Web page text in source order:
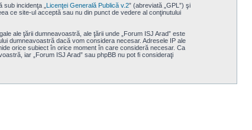
incidenţa „
Licenţei Generală Publică v.2” (abreviată „GPL”) şi
ce site-ul acceptă sau nu din punct de vedere al conţinutului
ale ţării dumneavoastră, ale ţării unde „Forum ISJ Arad” este
dumneavoastră dacă vom considera necesar. Adresele IP ale
orice subiect în orice moment în care consideră necesar. Ca
iar „Forum ISJ Arad” sau phpBB nu pot fi consideraţi